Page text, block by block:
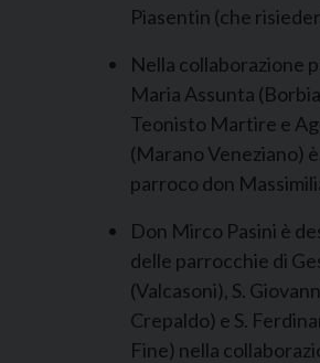
Piasentin (che
Nella collaborazione
Maria Assunta
Teonisto Martire e
(Marano Veneziano)
parroco don
Don Mirco Pasini è
delle parrocchie di
(Valcasoni), S.
Crepaldo) e S.
Fine) nella